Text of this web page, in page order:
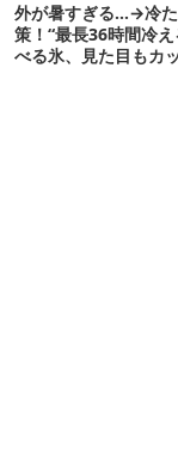
外が暑すぎる…→冷
策！“最長36時間冷
べる氷、見た目もカ